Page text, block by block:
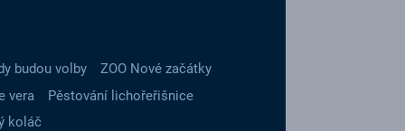
budou volby
ZOO Nové začátky
vera
Pěstování lichořeřišnice
koláč